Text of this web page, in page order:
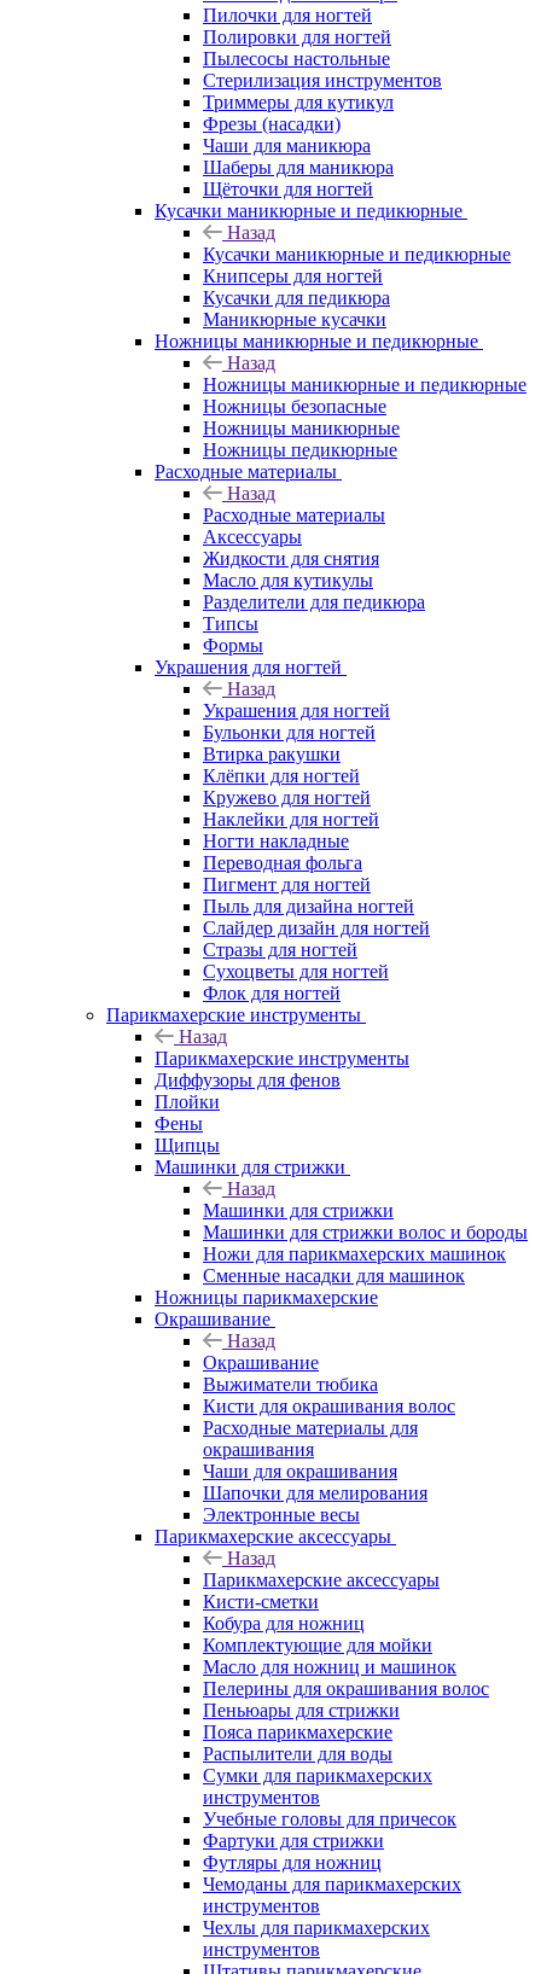
Пилочки для ногтей
Полировки для ногтей
Пылесосы настольные
Стерилизация инструментов
Триммеры для кутикул
Фрезы (насадки)
Чаши для маникюра
Шаберы для маникюра
Щёточки для ногтей
Кусачки маникюрные и педикюрные
Назад
Кусачки маникюрные и педикюрные
Книпсеры для ногтей
Кусачки для педикюра
Маникюрные кусачки
Ножницы маникюрные и педикюрные
Назад
Ножницы маникюрные и педикюрные
Ножницы безопасные
Ножницы маникюрные
Ножницы педикюрные
Расходные материалы
Назад
Расходные материалы
Аксессуары
Жидкости для снятия
Масло для кутикулы
Разделители для педикюра
Типсы
Формы
Украшения для ногтей
Назад
Украшения для ногтей
Бульонки для ногтей
Втирка ракушки
Клёпки для ногтей
Кружево для ногтей
Наклейки для ногтей
Ногти накладные
Переводная фольга
Пигмент для ногтей
Пыль для дизайна ногтей
Слайдер дизайн для ногтей
Стразы для ногтей
Сухоцветы для ногтей
Флок для ногтей
Парикмахерские инструменты
Назад
Парикмахерские инструменты
Диффузоры для фенов
Плойки
Фены
Щипцы
Машинки для стрижки
Назад
Машинки для стрижки
Машинки для стрижки волос и бороды
Ножи для парикмахерских машинок
Сменные насадки для машинок
Ножницы парикмахерские
Окрашивание
Назад
Окрашивание
Выжиматели тюбика
Кисти для окрашивания волос
Расходные материалы для
окрашивания
Чаши для окрашивания
Шапочки для мелирования
Электронные весы
Парикмахерские аксессуары
Назад
Парикмахерские аксессуары
Кисти-сметки
Кобура для ножниц
Комплектующие для мойки
Масло для ножниц и машинок
Пелерины для окрашивания волос
Пеньюары для стрижки
Пояса парикмахерские
Распылители для воды
Сумки для парикмахерских
инструментов
Учебные головы для причесок
Фартуки для стрижки
Футляры для ножниц
Чемоданы для парикмахерских
инструментов
Чехлы для парикмахерских
инструментов